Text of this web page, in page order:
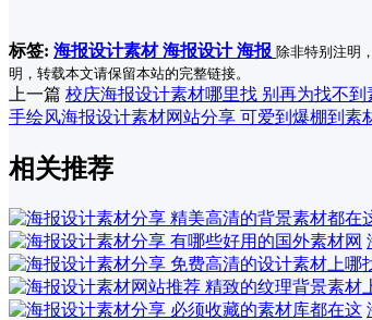
标签: 海报设计素材海报设计海报 除非特别注明
明，转载本文请保留本站的完整链接。
上一篇 校庆海报设计素材哪里找 别再为找不到
手绘风海报设计素材网站分享 可爱到爆棚到素
相关推荐